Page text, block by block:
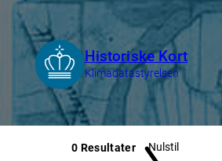
0 Resultater Nulstil